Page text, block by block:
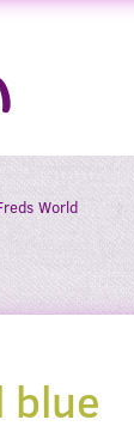
World